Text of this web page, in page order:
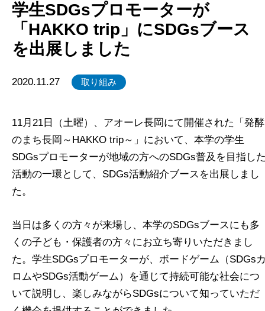
学生SDGsプロモーターが
「HAKKO trip」にSDGsブース
を出展しました
2020.11.27 取り組み
11月21日（土曜）、アオーレ長岡にて開催された「発酵
のまち長岡～HAKKO trip～」において、本学の学生
SDGsプロモーターが地域の方へのSDGs普及を目指し
活動の一環として、SDGs活動紹介ブースを出展しまし
た。
当日は多くの方々が来場し、本学のSDGsブースにも多
くの子ども・保護者の方々にお立ち寄りいただきまし
た。学生SDGsプロモーターが、ボードゲーム（SDGs
ロムやSDGs活動ゲーム）を通じて持続可能な社会につ
いて説明し、楽しみながらSDGsについて知っていただ